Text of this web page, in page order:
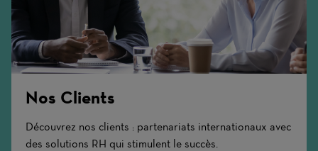
Nos Clients
Découvrez nos clients : partenariats internationaux avec
des solutions RH qui stimulent le succès.